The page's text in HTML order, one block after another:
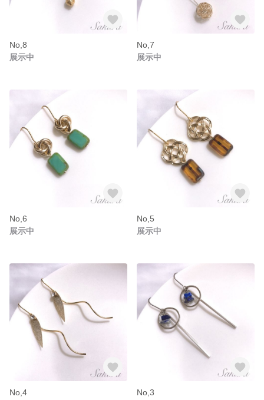
No,8
展示中
No,7
展示中
No,6
展示中
No,5
展示中
No,4
No,3